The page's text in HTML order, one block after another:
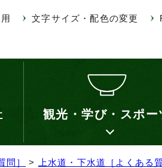
文字サイズ・配色の変更
観光・学び・スポー
問］ >
上水道・下水道［よくある